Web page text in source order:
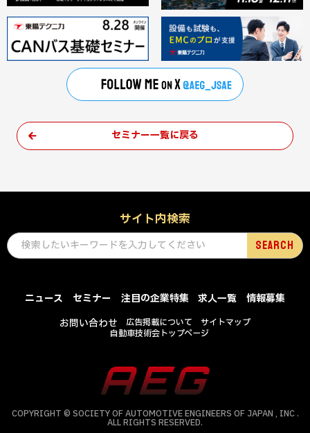
セミナー一覧に戻る
サイト内検索
ニュース セミナー 注目の企業特集 求人一覧
情報募集
お問い合わせ
広告掲載について
サイトマップ
自動車技術会トップページ
COPYRIGHT © SOCIETY OF AUTOMOTIVE ENGINEERS OF JAPAN , INC .
ALL RIGHTS RESERVED.